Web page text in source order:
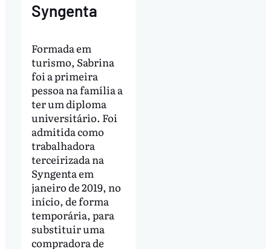
Syngenta
Formada em
turismo, Sabrina
foi a primeira
pessoa na família a
ter um diploma
universitário. Foi
admitida como
trabalhadora
terceirizada na
Syngenta em
janeiro de 2019, no
início, de forma
temporária, para
substituir uma
compradora de